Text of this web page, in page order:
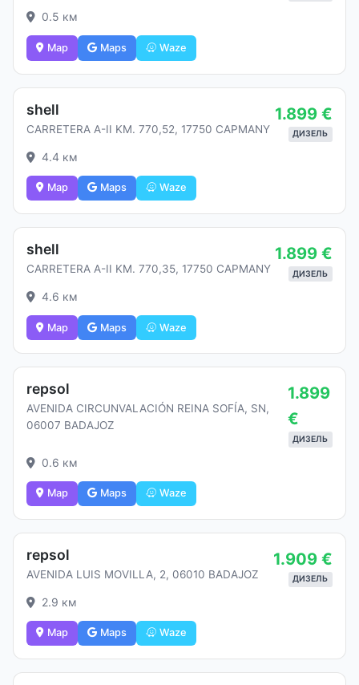
0.5 км
Map Maps Waze
shell
CARRETERA A-II KM. 770,52, 17750 CAPMANY
1.899 €
ДИЗЕЛЬ
4.4 км
Map Maps Waze
shell
CARRETERA A-II KM. 770,35, 17750 CAPMANY
1.899 €
ДИЗЕЛЬ
4.6 км
Map Maps Waze
repsol
AVENIDA CIRCUNVALACIÓN REINA SOFÍA, SN,
06007 BADAJOZ
1.899
€
ДИЗЕЛЬ
0.6 км
Map Maps Waze
repsol
AVENIDA LUIS MOVILLA, 2, 06010 BADAJOZ
1.909 €
ДИЗЕЛЬ
2.9 км
Map Maps Waze